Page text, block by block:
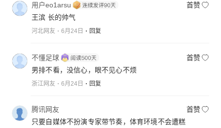
用户eo1arsu
首赞
王滨 长的帅气
河北网友 6月24日 回复
不懂足球
首赞
男排不看，没信心，眼不见心不烦
浙江网友 6月24日 回复
腾讯网友
首赞
只要自媒体不扮演专家带节奏，体育环境不会遭糕